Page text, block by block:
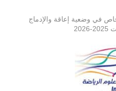
في وضعية إعاقة والإدماج